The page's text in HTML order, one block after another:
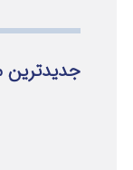
جدیدترین